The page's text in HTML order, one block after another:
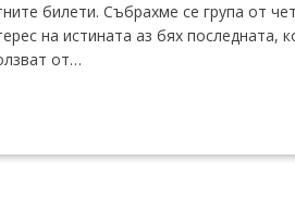
билети. Събрахме се група от
на истината аз бях последната,
от…